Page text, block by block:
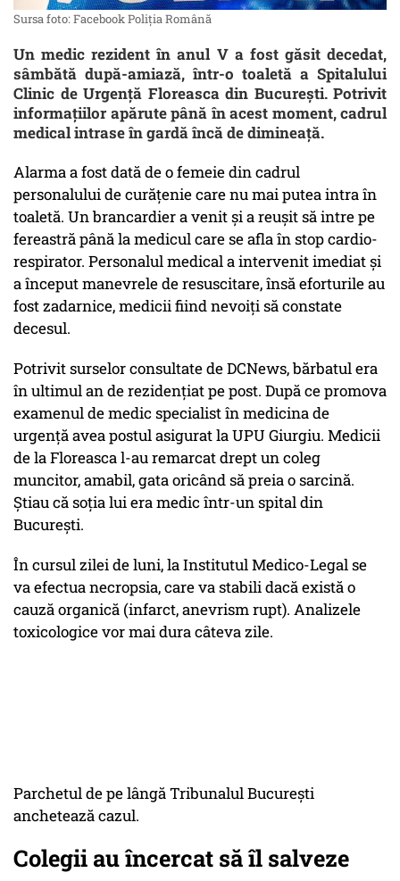
Sursa foto: Facebook Poliția Română
Un medic rezident în anul V a fost găsit decedat,
sâmbătă după-amiază, într-o toaletă a Spitalului
Clinic de Urgență Floreasca din București. Potrivit
informațiilor apărute până în acest moment, cadrul
medical intrase în gardă încă de dimineață.
Alarma a fost dată de o femeie din cadrul
personalului de curățenie care nu mai putea intra în
toaletă. Un brancardier a venit și a reușit să intre pe
fereastră până la medicul care se afla în stop cardio-
respirator. Personalul medical a intervenit imediat și
a început manevrele de resuscitare, însă eforturile au
fost zadarnice, medicii fiind nevoiți să constate
decesul.
Potrivit surselor consultate de DCNews, bărbatul era
în ultimul an de rezidențiat pe post. După ce promova
examenul de medic specialist în medicina de
urgență avea postul asigurat la UPU Giurgiu. Medicii
de la Floreasca l-au remarcat drept un coleg
muncitor, amabil, gata oricând să preia o sarcină.
Știau că soția lui era medic într-un spital din
București.
În cursul zilei de luni, la Institutul Medico-Legal se
va efectua necropsia, care va stabili dacă există o
cauză organică (infarct, anevrism rupt). Analizele
toxicologice vor mai dura câteva zile.
Parchetul de pe lângă Tribunalul București
anchetează cazul.
Colegii au încercat să îl salveze